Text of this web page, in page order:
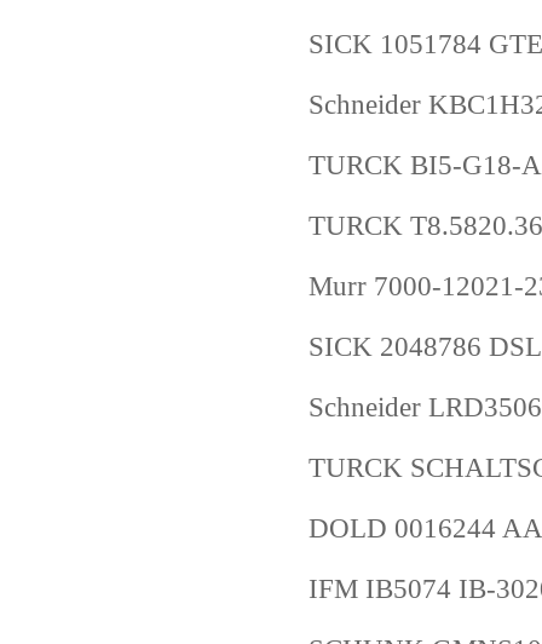
SICK 1051784
Schneider
TURCK BI5-G18-
TURCK
Murr 7000-12021-
SICK 2048786
Schneider LRD3506
TURCK
DOLD 0016244
IFM IB5074 IB-